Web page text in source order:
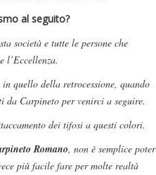
al seguito?
società e tutte le persone che
l’Eccellenza.
quello della retrocessione, quando
da Carpineto per venirci a seguire.
dei tifosi a questi colori.
Romano, non è semplice poter
più facile fare per molte realtà